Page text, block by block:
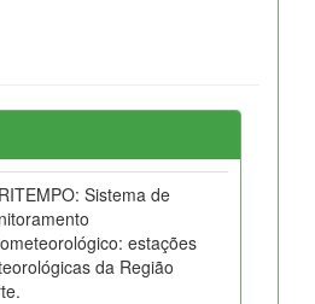
Sistema de
estações
da Região